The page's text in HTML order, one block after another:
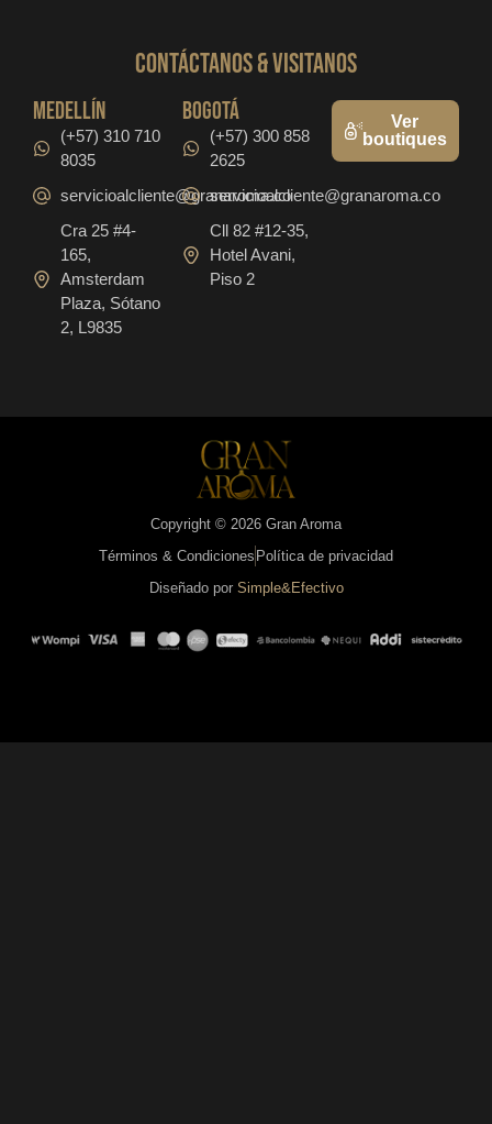
CONTáCTanos & VISITANOS
medellín
(+57) 310 710
8035
servicioalcliente@granaroma.co
Cra 25 #4-
165,
Amsterdam
Plaza, Sótano
2, L9835
bogotá
(+57) 300 858
2625
servicioalcliente@granaroma.co
Cll 82 #12-35,
Hotel Avani,
Piso 2
Ver
boutiques
Copyright © 2026 Gran Aroma
Términos & Condiciones Política de privacidad
Diseñado por Simple&Efectivo